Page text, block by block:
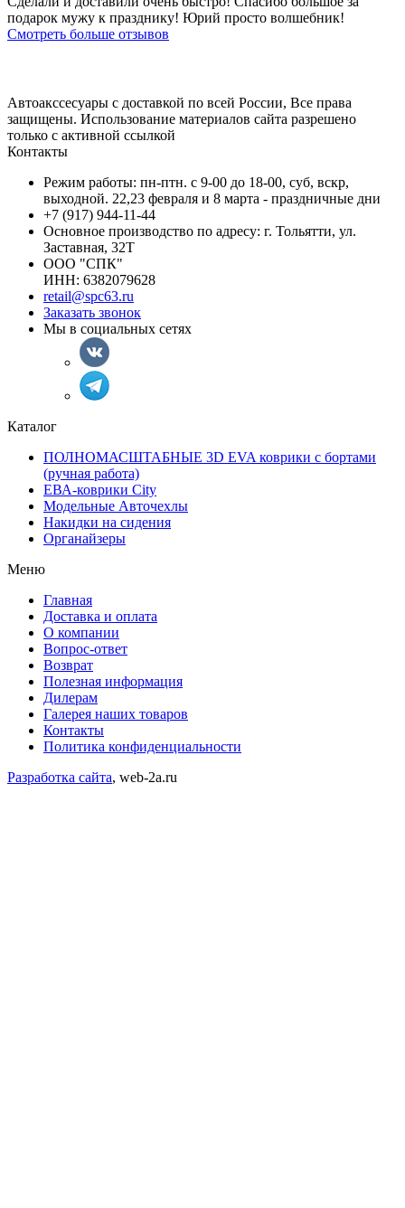
подарок мужу к празднику! Юрий просто волшебник!
Смотреть больше отзывов
Автоакссесуары с доставкой по всей России, Все права
защищены. Использование материалов сайта разрешено
только с активной ссылкой
Контакты
Режим работы: пн-птн. с 9-00 до 18-00, суб, вскр,
выходной. 22,23 февраля и 8 марта - праздничные дни
+7 (917) 944-11-44
Основное производство по адресу: г. Тольятти, ул.
Заставная, 32Т
ООО "СПК"
ИНН: 6382079628
retail@spc63.ru
Заказать звонок
Мы в социальных сетях
Каталог
ПОЛНОМАСШТАБНЫЕ 3D EVA коврики с бортами
(ручная работа)
ЕВА-коврики City
Модельные Авточехлы
Накидки на сидения
Органайзеры
Меню
Главная
Доставка и оплата
О компании
Вопрос-ответ
Возврат
Полезная информация
Дилерам
Галерея наших товаров
Контакты
Политика конфиденциальности
Разработка сайта, web-2a.ru